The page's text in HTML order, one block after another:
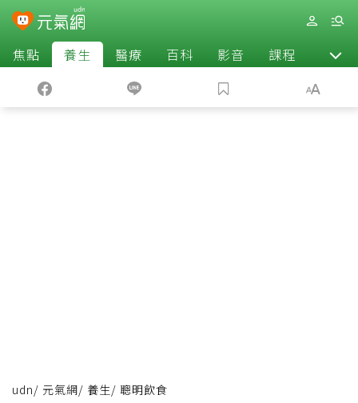
焦點 養生 醫療 百科 影音 課程 退休
udn/ 元氣網/ 養生/ 聰明飲食